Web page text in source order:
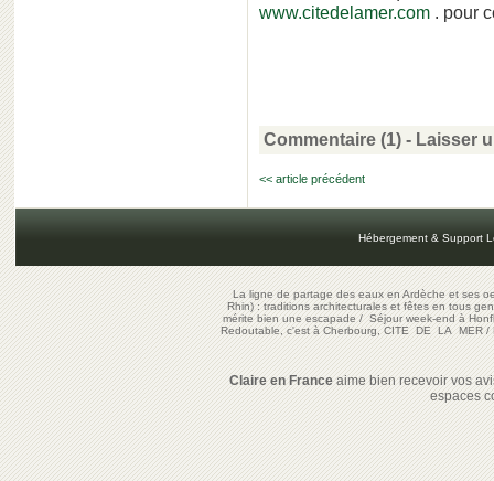
www.citedelamer.com . pour
Commentaire (1) - Laisser
<< article précédent
Hébergement & Support
La ligne de partage des eaux en Ardèche et ses
Rhin) : traditions architecturales et fêtes en tous
mérite bien une escapade/Séjour week-end à
Redoutable, c'est à Cherbourg, CITE DE LA MER/
Claire en Franceaime bien recevoir vos
espaces